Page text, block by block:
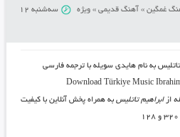
غمگین» آهنگ قدیمی» ویژه
سه‌شنبه 12
به نامهایدی سویلهبا ترجمه فارسی
Download Türkiye Music
ازابراهیم تاتلیسبه همراه پخش آنلاین با کیفیت
۳۲۰ و ۱۲۸